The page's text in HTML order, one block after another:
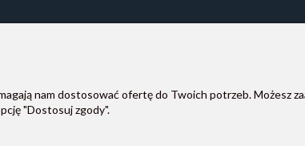
PŁATNOŚCI I DOSTAWA
nam dostosować ofertę do Twoich potrzeb. Możesz
"Dostosuj zgody".